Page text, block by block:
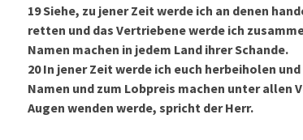
19Siehe, zu jener Zeit werde ich an denen
retten und das Vertriebene werde ich
Namen machen in jedem Land ihrer Schande.
20In jener Zeit werde ich euch herbeiholen
Namen und zum Lobpreis machen unter allen
Augen wenden werde, spricht der Herr.